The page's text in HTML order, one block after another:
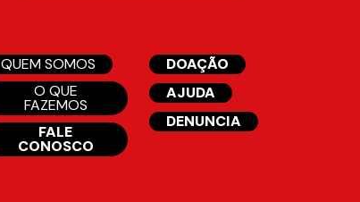
QUEM SOMOS
O QUE
FAZEMOS
FALE
CONOSCO
DOAÇÃO
AJUDA
DENUNCIA